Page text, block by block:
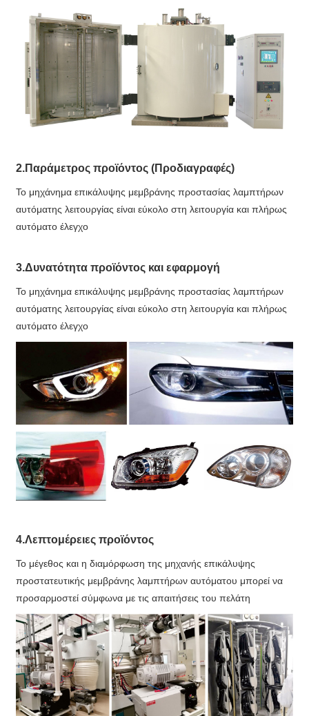
2.Παράμετρος προϊόντος (Προδιαγραφές)
Το μηχάνημα επικάλυψης μεμβράνης προστασίας λαμπτήρων
αυτόματης λειτουργίας είναι εύκολο στη λειτουργία και πλήρως
αυτόματο έλεγχο
3.Δυνατότητα προϊόντος και εφαρμογή
Το μηχάνημα επικάλυψης μεμβράνης προστασίας λαμπτήρων
αυτόματης λειτουργίας είναι εύκολο στη λειτουργία και πλήρως
αυτόματο έλεγχο
4.Λεπτομέρειες προϊόντος
Το μέγεθος και η διαμόρφωση της μηχανής επικάλυψης
προστατευτικής μεμβράνης λαμπτήρων αυτόματου μπορεί να
προσαρμοστεί σύμφωνα με τις απαιτήσεις του πελάτη